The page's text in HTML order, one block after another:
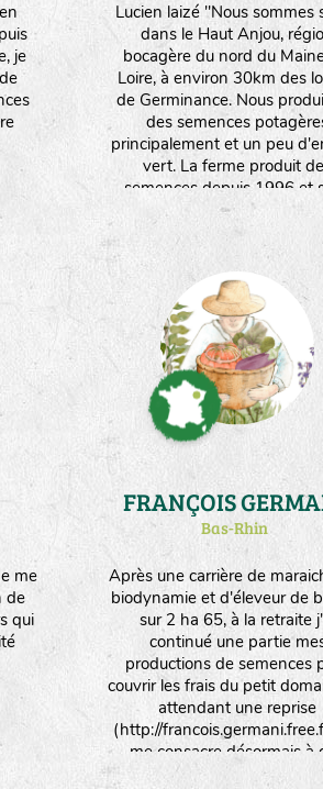
je
Lucien laizé "Nous sommes
dans le Haut Anjou,
bocagère du nord du
Loire, à environ 30km des
de Germinance. Nous
des semences
principalement et un peu
vert. La ferme produit
semences depuis 1996 et
convertie à l'agriculture
depuis mon arrivée en
Aujourd'hui, l'ensemble de
l'exploitation (20ha) est
en agriculture biologique
vivre 4 personnes,
avec la multiplication de
(6ha - environ 30 variétés/
différentes)."
me
de
qui
Après une carrière de
biodynamie et d'éleveur de
sur 2 ha 65, à la retraite
continué une partie
productions de semences
couvrir les frais du petit
attendant une reprise
(http://
me consacre désormais à
activités de traduction et
FRANÇOIS
Bas-Rhin